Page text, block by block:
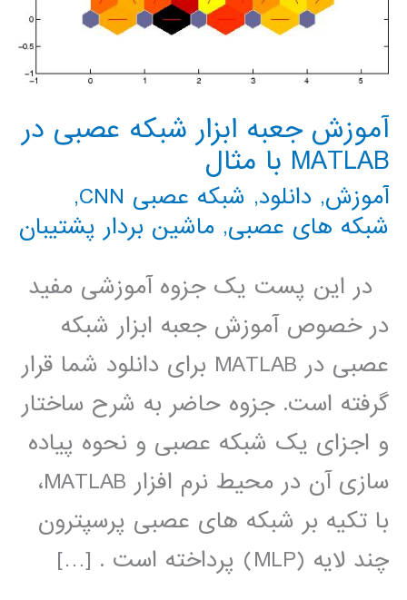
آموزش جعبه ابزار شبکه عصبی در
MATLAB با مثال
آموزش, دانلود, شبکه عصبی CNN
,
شبکه های عصبی, ماشین بردار پشتیبان
در این پست یک جزوه آموزشی مفید
در خصوص آموزش جعبه ابزار شبکه
عصبی در MATLAB برای دانلود شما قرار
گرفته است. جزوه حاضر به شرح ساختار
و اجزای یک شبکه عصبی و نحوه پیاده
سازی آن در محیط نرم افزار MATLAB،
با تکیه بر شبکه های عصبی پرسپترون
چند لایه (MLP) پرداخته است . […]